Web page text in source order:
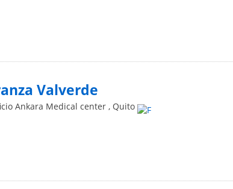
Valverde
Ankara Medical center , Quito